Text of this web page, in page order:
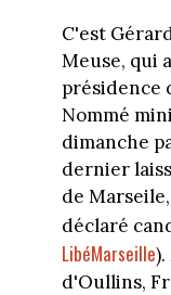
C'est
Meuse, qui
présidence
Nommé
dimanche
dernier
de
déclaré
LibéMarseille
d'Oullins,